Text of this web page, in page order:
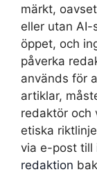
märkt,
eller utan
öppet, och
påverka
används för
artiklar,
redaktör och
etiska
via e-post till
redaktion